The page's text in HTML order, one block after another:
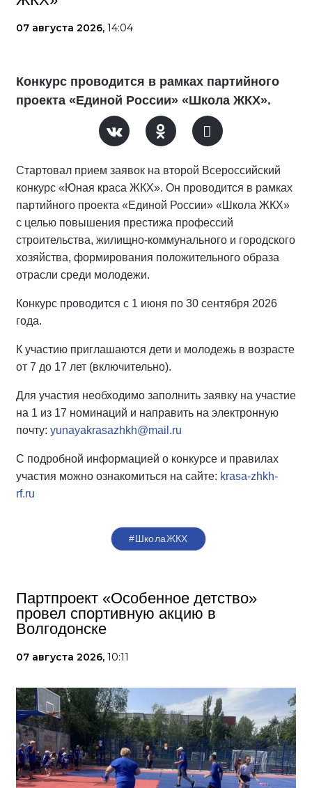
07 августа 2026, 14:04
Конкурс проводится в рамках партийного
проекта «Единой России» «Школа ЖКХ».
Стартовал прием заявок на второй Всероссийский
конкурс «Юная краса ЖКХ». Он проводится в рамках
партийного проекта «Единой России» «Школа ЖКХ»
с целью повышения престижа профессий
строительства, жилищно-коммунального и городского
хозяйства, формирования положительного образа
отрасли среди молодежи.
Конкурс проводится с 1 июня по 30 сентября 2026
года.
К участию приглашаются дети и молодежь в возрасте
от 7 до 17 лет (включительно).
Для участия необходимо заполнить заявку на участие
на 1 из 17 номинаций и направить на электронную
почту: yunayakrasazhkh@mail.ru
С подробной информацией о конкурсе и правилах
участия можно ознакомиться на сайте: krasa-zhkh-
rf.ru
#ШколаЖКХ
Партпроект «Особенное детство»
провел спортивную акцию в
Волгодонске
07 августа 2026, 10:11